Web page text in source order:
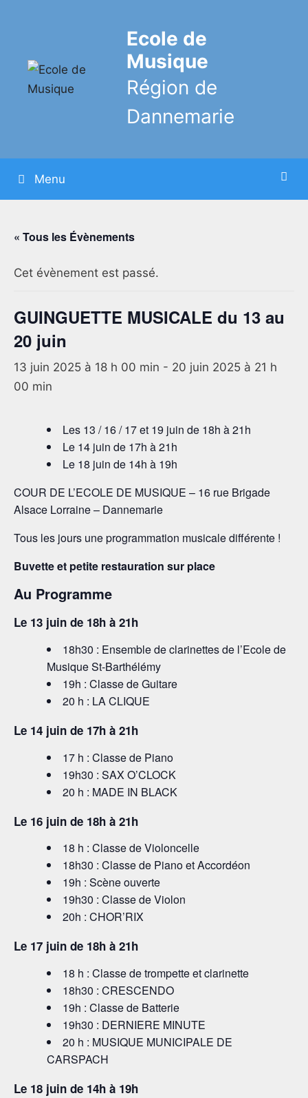
Ecole de
Musique
Région de
Dannemarie
Menu
« Tous les Évènements
Cet évènement est passé.
GUINGUETTE MUSICALE du 13 au
20 juin
13 juin 2025 à 18 h 00 min - 20 juin 2025 à 21 h
00 min
Les 13 / 16 / 17 et 19 juin de 18h à 21h
Le 14 juin de 17h à 21h
Le 18 juin de 14h à 19h
COUR DE L’ECOLE DE MUSIQUE – 16 rue Brigade
Alsace Lorraine – Dannemarie
Tous les jours une programmation musicale différente !
Buvette et petite restauration sur place
Au Programme
Le 13 juin de 18h à 21h
18h30 : Ensemble de clarinettes de l’Ecole de
Musique St-Barthélémy
19h : Classe de Guitare
20 h : LA CLIQUE
Le 14 juin de 17h à 21h
17 h : Classe de Piano
19h30 : SAX O’CLOCK
20 h : MADE IN BLACK
Le 16 juin de 18h à 21h
18 h : Classe de Violoncelle
18h30 : Classe de Piano et Accordéon
19h : Scène ouverte
19h30 : Classe de Violon
20h : CHOR’RIX
Le 17 juin de 18h à 21h
18 h : Classe de trompette et clarinette
18h30 : CRESCENDO
19h : Classe de Batterie
19h30 : DERNIERE MINUTE
20 h : MUSIQUE MUNICIPALE DE
CARSPACH
Le 18 juin de 14h à 19h